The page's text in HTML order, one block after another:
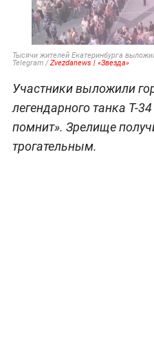
Тысячи жителей Екатеринбурга
Telegram /Zvezdanews | «Звезда»
Участники выложили
легендарного танка Т-
помнит». Зрелище
трогательным.